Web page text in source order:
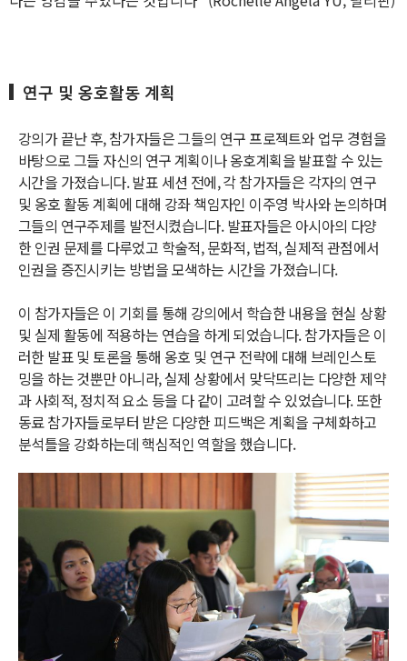
연구 및 옹호활동 계획
강의가 끝난 후, 참가자들은 그들의 연구 프로젝트와 업무 경험을
바탕으로 그들 자신의 연구 계획이나 옹호계획을 발표할 수 있는
시간을 가졌습니다. 발표 세션 전에, 각 참가자들은 각자의 연구
및 옹호 활동 계획에 대해 강좌 책임자인 이주영 박사와 논의하며
그들의 연구주제를 발전시켰습니다. 발표자들은 아시아의 다양
한 인권 문제를 다루었고 학술적, 문화적, 법적, 실제적 관점에서
인권을 증진시키는 방법을 모색하는 시간을 가졌습니다.
이 참가자들은 이 기회를 통해 강의에서 학습한 내용을 현실 상황
및 실제 활동에 적용하는 연습을 하게 되었습니다. 참가자들은 이
러한 발표 및 토론을 통해 옹호 및 연구 전략에 대해 브레인스토
밍을 하는 것뿐만 아니라, 실제 상황에서 맞닥뜨리는 다양한 제약
과 사회적, 정치적 요소 등을 다 같이 고려할 수 있었습니다. 또한
동료 참가자들로부터 받은 다양한 피드백은 계획을 구체화하고
분석틀을 강화하는데 핵심적인 역할을 했습니다.